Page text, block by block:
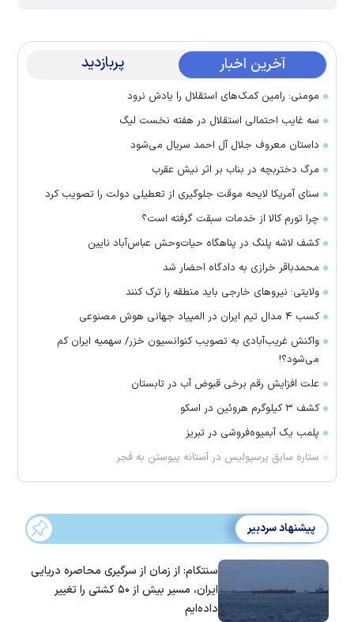
آخرین اخبار پربازدید
مومنی: رامین کمک‌های استقلال را یادش نرود
سه غایب احتمالی استقلال در هفته نخست لیگ
داستان معروف جلال آل احمد سریال می‌شود
مرگ دختربچه در بناب بر اثر نیش عقرب
سنای آمریکا لایحه موقت جلوگیری از تعطیلی دولت را تصویب کرد
چرا تورم کالا از خدمات سبقت گرفته است؟
کشف لاشه پلنگ در پناهگاه حیات‌وحش عباس‌آباد نایین
محمدباقر خرازی به دادگاه احضار شد
ولایتی: نیرو‌های خارجی باید منطقه را ترک کنند
کسب ۴ مدال تیم ایران در المپیاد جهانی هوش مصنوعی
واکنش غریب‌آبادی به تصویب کنوانسیون خزر/ سهمیه ایران کم
می‌شود؟!
علت افزایش رقم برخی قبوض آب در تابستان
کشف ۳ کیلوگرم هروئین در اسکو
پلمب یک آبمیوه‌فروشی در تبریز
ستاره سابق پرسپولیس در آستانه پیوستن به فجر
پیشنهاد سردبیر
سنتکام: از زمان از سرگیری محاصره دریایی
ایران، مسیر بیش از ۵۰ کشتی را تغییر
داده‌ایم